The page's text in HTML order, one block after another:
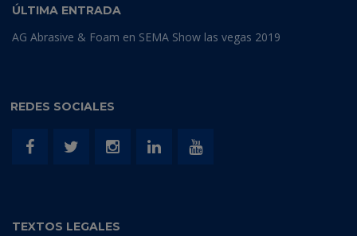
ÚLTIMA ENTRADA
AG Abrasive & Foam en SEMA Show las vegas 2019
REDES SOCIALES
TEXTOS LEGALES